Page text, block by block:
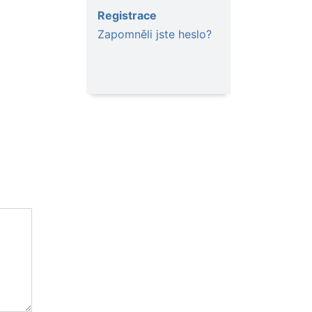
Registrace
Zapomněli jste heslo?